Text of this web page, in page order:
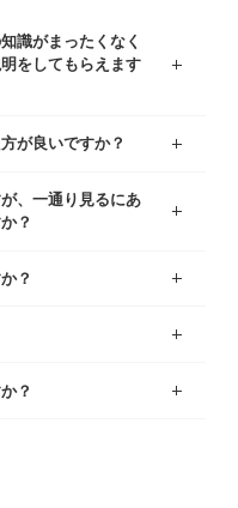
識がまったくなく
をしてもらえます
が良いですか？
、一通り見るにあ
？
？
？